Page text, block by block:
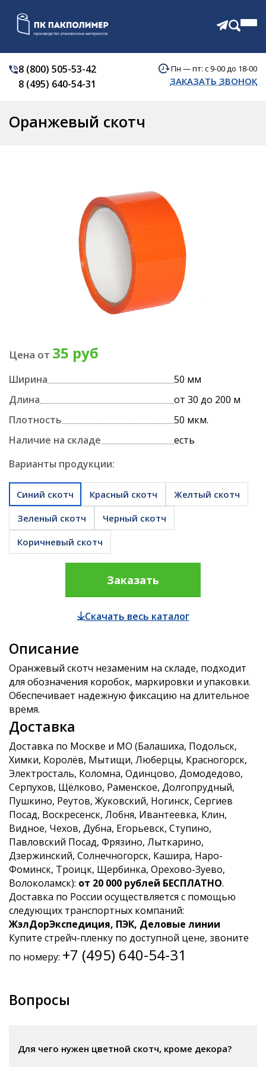
КАТАЛОГ
О КОМПАНИИ
ОТЗЫВЫ
8 (800) 505-53-42
8 (495) 640-54-31
Пн — пт: с 9-00 до 18-00
ЗАКАЗАТЬ ЗВОНОК
Оранжевый скотч
Цена от 35 руб
Ширина
50 мм
Длина
от 30 до 200 м
Плотность
50 мкм.
Наличие на складе
есть
Варианты продукции:
Синий скотч Красный скотч
Желтый скотч
Зеленый скотч
Черный скотч
Коричневый скотч
Заказать
Скачать весь каталог
Описание
Оранжевый скотч незаменим на складе, подходит
для обозначения коробок, маркировки и упаковки.
Обеспечивает надежную фиксацию на длительное
время.
Доставка
Доставка по Москве и МО (Балашиха, Подольск,
Химки, Королёв, Мытищи, Люберцы, Красногорск,
Электросталь, Коломна, Одинцово, Домодедово,
Серпухов, Щёлково, Раменское, Долгопрудный,
Пушкино, Реутов, Жуковский, Ногинск, Сергиев
Посад, Воскресенск, Лобня, Ивантеевка, Клин,
Видное, Чехов, Дубна, Егорьевск, Ступино,
Павловский Посад, Фрязино, Лыткарино,
Дзержинский, Солнечногорск, Кашира, Наро-
Фоминск, Троицк, Щербинка, Орехово-Зуево,
Волоколамск): от 20 000 рублей БЕСПЛАТНО.
Доставка по России осуществляется с помощью
следующих транспортных компаний:
ЖэлДорЭкспедиция, ПЭК, Деловые линии
Купите стрейч-пленку по доступной цене, звоните
по номеру: +7 (495) 640-54-31
Вопросы
Для чего нужен цветной скотч, кроме декора?